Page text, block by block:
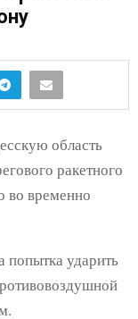
область
ракетного
во временно
ударить